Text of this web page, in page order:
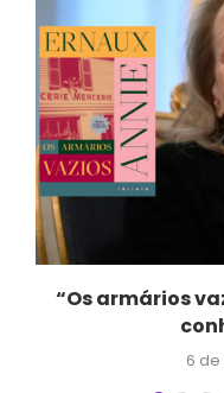
“Os armários
6